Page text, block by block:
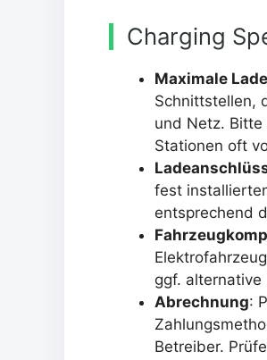
Charging
Maximale
Schnittstellen,
und Netz.
Stationen oft
fest
entsprechend
ggf.
Abrechnung:
Betreiber.